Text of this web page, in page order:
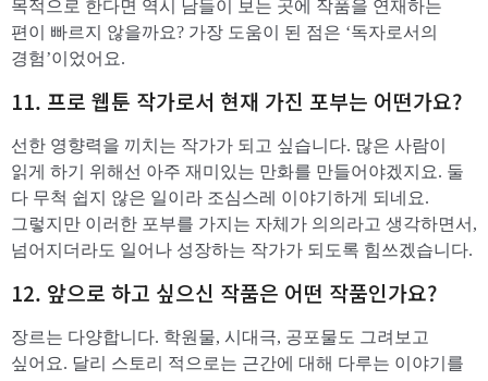
목적으로 한다면 역시 남들이 보는 곳에 작품을 연재하는
편이 빠르지 않을까요? 가장 도움이 된 점은 ‘독자로서의
경험’이었어요.
​11. 프로 웹툰 작가로서 현재 가진 포부는 어떤가요?
선한 영향력을 끼치는 작가가 되고 싶습니다. 많은 사람이
읽게 하기 위해선 아주 재미있는 만화를 만들어야겠지요. 둘
다 무척 쉽지 않은 일이라 조심스레 이야기하게 되네요.
그렇지만 이러한 포부를 가지는 자체가 의의라고 생각하면서,
넘어지더라도 일어나 성장하는 작가가 되도록 힘쓰겠습니다.
​12. 앞으로 하고 싶으신 작품은 어떤 작품인가요?
장르는 다양합니다. 학원물, 시대극, 공포물도 그려보고
싶어요. 달리 스토리 적으로는 근간에 대해 다루는 이야기를